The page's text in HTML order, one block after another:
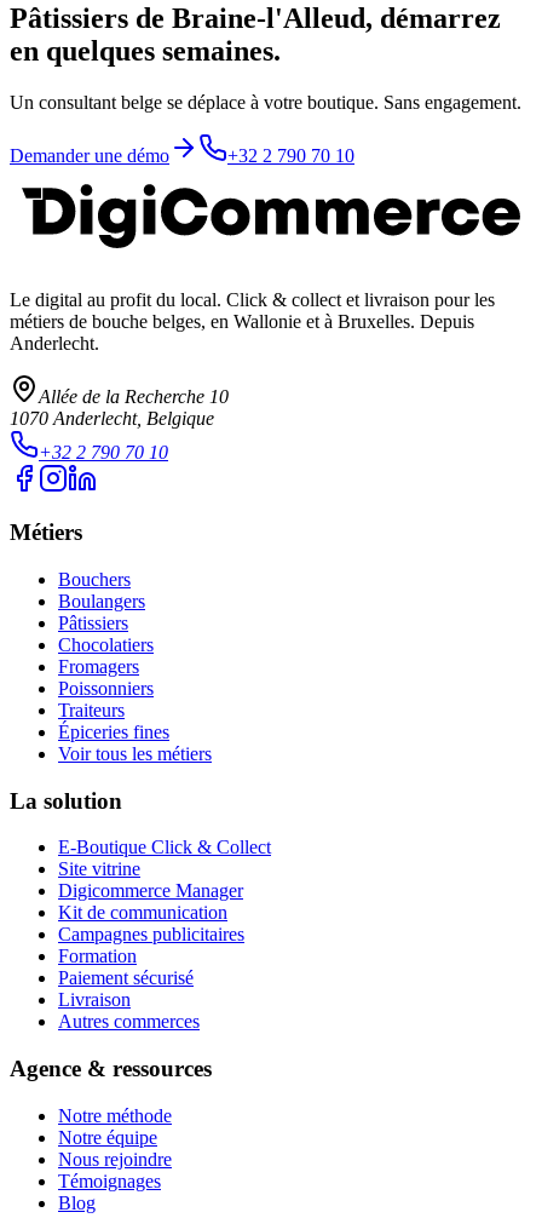
Pâtissiers de Braine-l'Alleud, démarrez
en quelques semaines.
Un consultant belge se déplace à votre boutique. Sans engagement.
Demander une démo +32 2 790 70 10
Le digital au profit du local. Click & collect et livraison pour les
métiers de bouche belges, en Wallonie et à Bruxelles. Depuis
Anderlecht.
Allée de la Recherche 10
1070 Anderlecht, Belgique
+32 2 790 70 10
Métiers
Bouchers
Boulangers
Pâtissiers
Chocolatiers
Fromagers
Poissonniers
Traiteurs
Épiceries fines
Voir tous les métiers
La solution
E-Boutique Click & Collect
Site vitrine
Digicommerce Manager
Kit de communication
Campagnes publicitaires
Formation
Paiement sécurisé
Livraison
Autres commerces
Agence & ressources
Notre méthode
Notre équipe
Nous rejoindre
Témoignages
Blog